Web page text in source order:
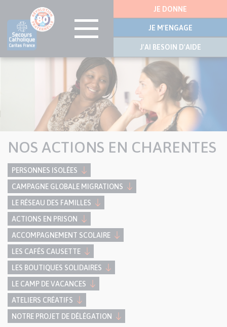
Aller
latérale
JE DONNE
JE M'ENGAGE
J'AI BESOIN D'AIDE
Visuel
NOS ACTIONS EN CHARENTES
PERSONNES ISOLÉES
CAMPAGNE GLOBALE MIGRATIONS
LE RÉSEAU DES FAMILLES
ACTIONS EN PRISON
ACCOMPAGNEMENT SCOLAIRE
LES CAFÉS CAUSETTE
LES BOUTIQUES SOLIDAIRES
LE CAMP DE VACANCES
ATELIERS CRÉATIFS
NOTRE PROJET DE DÉLÉGATION